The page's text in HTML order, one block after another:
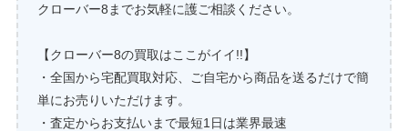
クローバー8までお気軽に護ご相談ください。
【クローバー8の買取はここがイイ!!】
・全国から宅配買取対応、ご自宅から商品を送るだけで簡
単にお売りいただけます。
・査定からお支払いまで最短1日は業界最速